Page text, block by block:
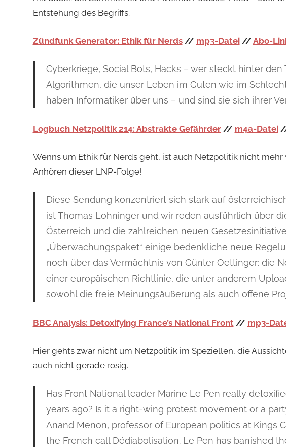
Entstehung des Begriffs.
Zündfunk Generator: Ethik für Nerds// mp3-Datei//Abo-
Cyberkriege, Social Bots, Hacks – wer steckt hinter
Algorithmen, die unser Leben im Guten wie im
haben Informatiker über uns – und sind sie sich ihrer
Logbuch Netzpolitik 214: Abstrakte Gefährder// m4a-Datei
Wenns um Ethik für Nerds geht, ist auch Netzpolitik nicht
Anhören dieser LNP-Folge!
Diese Sendung konzentriert sich stark auf
ist Thomas Lohninger und wir reden ausführlich über
Österreich und die zahlreichen neuen
„Überwachungspaket“ einige bedenkliche neue
noch über das Vermächtnis von Günter Oettinger: die
einer europäischen Richtlinie, die unter anderem
sowohl die freie Meinungsäußerung als auch offene
BBC Analysis: Detoxifying France’s National Front// mp3-
Hier gehts zwar nicht um Netzpolitik im Speziellen, die
auch nicht gerade rosig.
Has Front National leader Marine Le Pen really
years ago? Is it a right-wing protest movement or a
Anand Menon, professor of European politics at Kings
the French call Dédiabolisation. Le Pen has banished